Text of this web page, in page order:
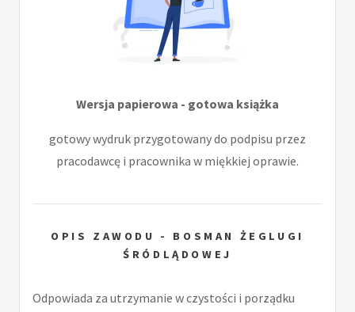
Wersja papierowa - gotowa książka
gotowy wydruk przygotowany do podpisu przez
pracodawcę i pracownika w miękkiej oprawie.
OPIS ZAWODU - BOSMAN ŻEGLUGI
ŚRÓDLĄDOWEJ
Odpowiada za utrzymanie w czystości i porządku